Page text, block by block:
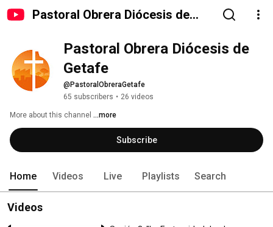
Pastoral Obrera Diócesis de
Pastoral Obrera Diócesis de
Getafe
@PastoralObreraGetafe
65 subscribers • 26 videos
More about this channel ...more
Subscribe
Home Videos Live Playlists Search
Videos